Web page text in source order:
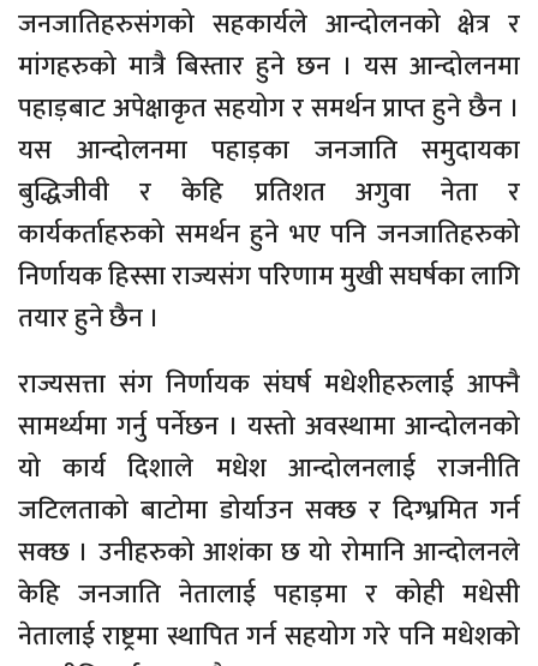
जनजातिहरुसंगको सहकार्यले आन्दोलनको क्षेत्र र
मांगहरुको मात्रै बिस्तार हुने छन । यस आन्दोलनमा
पहाड़बाट अपेक्षाकृत सहयोग र समर्थन प्राप्त हुने छैन ।
यस आन्दोलनमा पहाड़का जनजाति समुदायका
बुद्धिजीवी र केहि प्रतिशत अगुवा नेता र
कार्यकर्ताहरुको समर्थन हुने भए पनि जनजातिहरुको
निर्णायक हिस्सा राज्यसंग परिणाम मुखी सघर्षका लागि
तयार हुने छैन ।
राज्यसत्ता संग निर्णायक संघर्ष मधेशीहरुलाई आफ्नै
सामर्थ्यमा गर्नु पर्नेछन । यस्तो अवस्थामा आन्दोलनको
यो कार्य दिशाले मधेश आन्दोलनलाई राजनीति
जटिलताको बाटोमा डोर्याउन सक्छ र दिग्भ्रमित गर्न
सक्छ । उनीहरुको आशंका छ यो रोमानि आन्दोलनले
केहि जनजाति नेतालाई पहाड़मा र कोही मधेसी
नेतालाई राष्ट्रमा स्थापित गर्न सहयोग गरे पनि मधेशको